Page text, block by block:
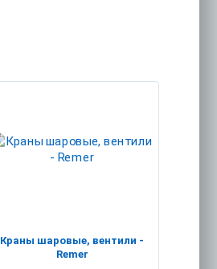
Краны шаровые, вентили -
Remer